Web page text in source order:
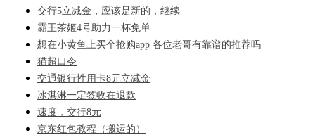
交行5立减金，应该是新的，继续
霸王茶姬4号助力一杯免单
想在小黄鱼上买个抢购app 各位老哥有靠谱的推荐吗
猫超口令
交通银行性用卡8元立减金
冰淇淋一定签收在退款
速度，交行8元
京东红包教程（搬运的）